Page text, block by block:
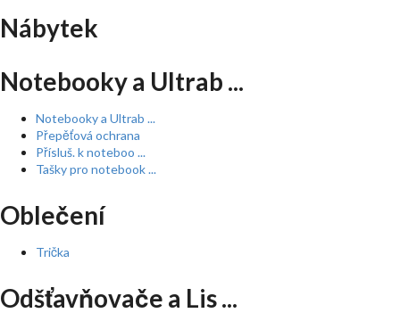
Nábytek
Notebooky a Ultrab ...
Notebooky a Ultrab ...
Přepěťová ochrana
Přísluš. k noteboo ...
Tašky pro notebook ...
Oblečení
Trička
Odšťavňovače a Lis ...